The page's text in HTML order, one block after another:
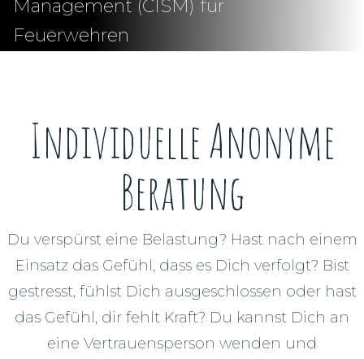
Management (CISM) für
Feuerwehren
Individuelle Anonyme
Beratung
Du verspürst eine Belastung? Hast nach einem
Einsatz das Gefühl, dass es Dich verfolgt? Bist
gestresst, fühlst Dich ausgeschlossen oder hast
das Gefühl, dir fehlt Kraft? Du kannst Dich an
eine Vertrauensperson wenden und